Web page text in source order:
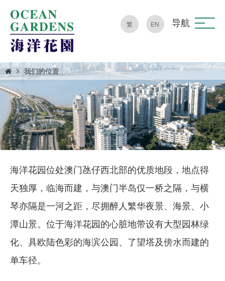
繁 EN 导航
我们的位置
海洋花园位处澳门氹仔西北部的优质地段，地点得
天独厚，临海而建，与澳门半岛仅一桥之隔，与横
琴亦隔是一河之距，尽拥醉人繁华夜景、海景、小
潭山景。位于海洋花园的心脏地带设有大型园林绿
化、具欧陆色彩的海滨公园、了望塔及傍水而建的
单车径。